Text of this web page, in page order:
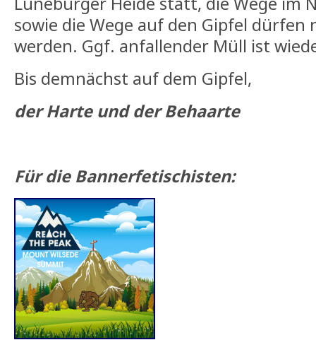
sowie die Wege auf den Gipfel dürfen
werden. Ggf. anfallender Müll ist
Bis demnächst auf dem Gipfel,
der Harte und der Behaarte
Für die Bannerfetischisten: